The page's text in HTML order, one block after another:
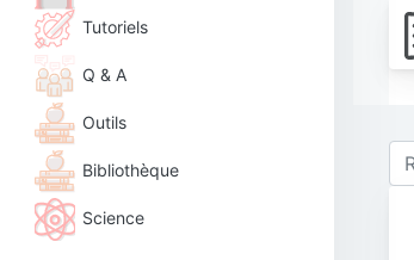
Tutoriels
Q & A
Outils
Bibliothèque
Science